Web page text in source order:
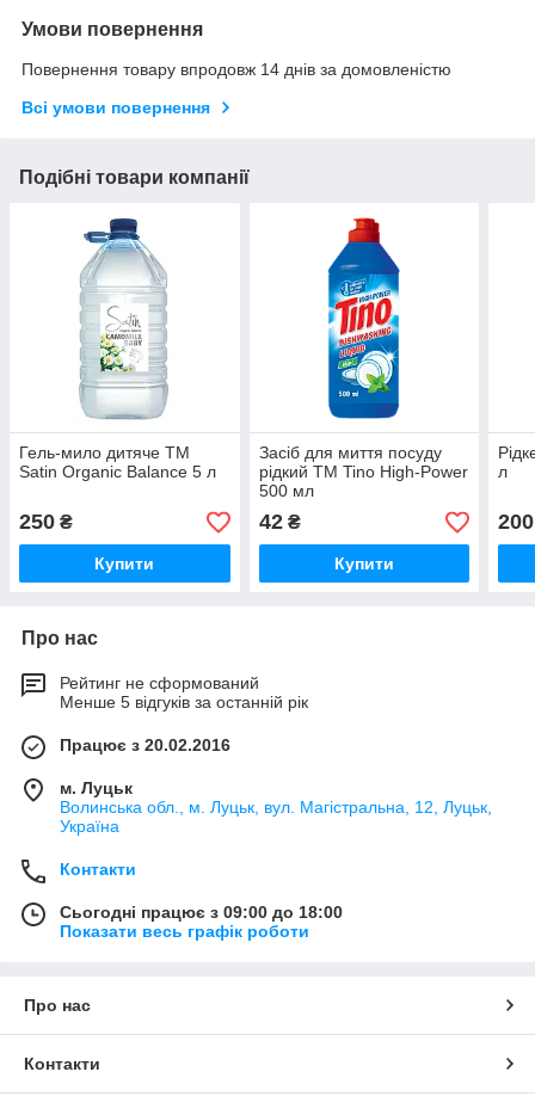
Умови повернення
Повернення товару впродовж 14 днів за домовленістю
Всі умови повернення
Подібні товари компанії
Гель-мило дитяче ТМ
Satin Organic Balance 5 л
250 ₴
Купити
Засіб для миття посуду
рідкий ТМ Tino High-Power
500 мл
42₴
Купити
л
200
Про нас
Рейтинг не сформований
Менше 5 відгуків за останній рік
Працює з 20.02.2016
м. Луцьк
Волинська обл., м. Луцьк, вул. Магістральна, 12, Луцьк,
Україна
Контакти
Сьогодні працює з 09:00 до 18:00
Показати весь графік роботи
Про нас
Контакти